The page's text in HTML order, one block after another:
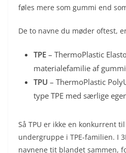
føles mere som gummi end
De to navne du møder oftest,
TPE – ThermoPlastic
materialefamilie af
TPU – ThermoPlastic
type TPE med særlige
Så TPU er ikke en konkurrent til
undergruppe i TPE-familien. I
navnene tit blandet sammen,